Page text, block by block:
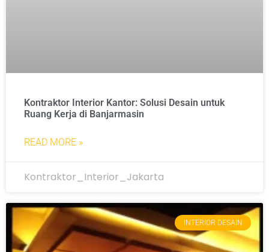
Kontraktor Interior Kantor: Solusi Desain untuk
Ruang Kerja di Banjarmasin
READ MORE »
Kontraktor_Interior_Jakarta
INTERIOR DESAIN